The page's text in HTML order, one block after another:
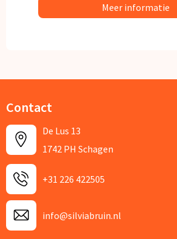
Meer informatie
Contact
De Lus 13
1742 PH Schagen
+31 226 422505
info@silviabruin.nl